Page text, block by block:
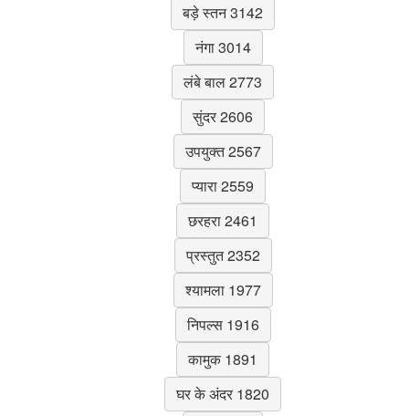
बड़े स्तन 3142
नंगा 3014
लंबे बाल 2773
सुंदर 2606
उपयुक्त 2567
प्यारा 2559
छरहरा 2461
प्रस्तुत 2352
श्यामला 1977
निपल्स 1916
कामुक 1891
घर के अंदर 1820